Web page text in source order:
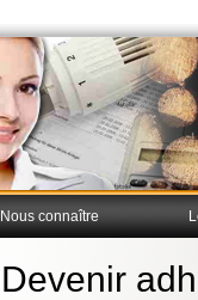
Nous connaître
Devenir